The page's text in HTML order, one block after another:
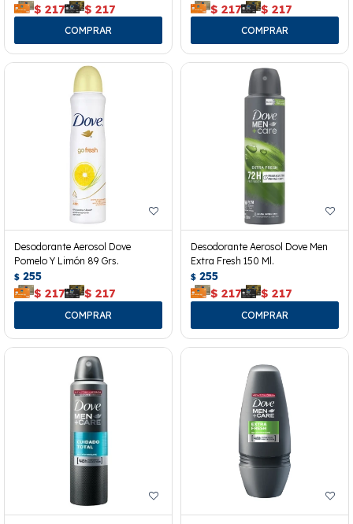
$ 217 $ 217 $ 217 $ 217
Desodorante Aerosol Dove
Pomelo Y Limón 89 Grs.
$ 255
$ 217 $ 217
Desodorante Aerosol Dove Men
Extra Fresh 150 Ml.
$ 255
$ 217 $ 217